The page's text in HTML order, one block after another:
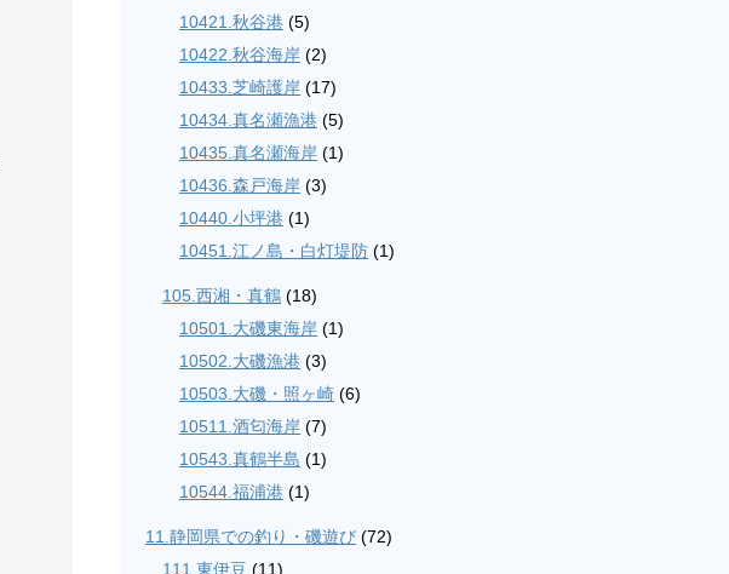
10421.秋谷港 (5)
10422.秋谷海岸 (2)
10433.芝崎護岸 (17)
10434.真名瀬漁港 (5)
10435.真名瀬海岸 (1)
10436.森戸海岸 (3)
10440.小坪港 (1)
10451.江ノ島・白灯堤防 (1)
105.西湘・真鶴 (18)
10501.大磯東海岸 (1)
10502.大磯漁港 (3)
10503.大磯・照ヶ崎 (6)
10511.酒匂海岸 (7)
10543.真鶴半島 (1)
10544.福浦港 (1)
11.静岡県での釣り・磯遊び (72)
111.東伊豆 (11)